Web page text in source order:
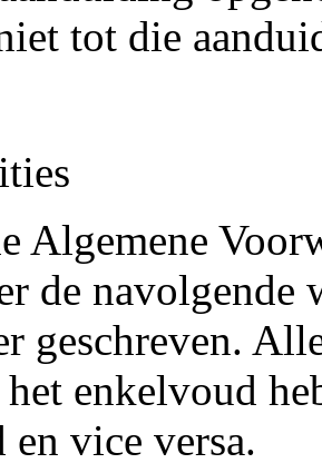
tot die
Algemene
de navolgende
geschreven.
enkelvoud
en vice versa.